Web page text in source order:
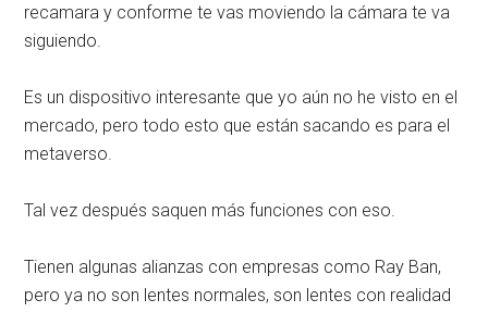
recamara y conforme te vas moviendo la cámara te va
siguiendo.
Es un dispositivo interesante que yo aún no he visto en el
mercado, pero todo esto que están sacando es para el
metaverso.
Tal vez después saquen más funciones con eso.
Tienen algunas alianzas con empresas como Ray Ban,
pero ya no son lentes normales, son lentes con realidad